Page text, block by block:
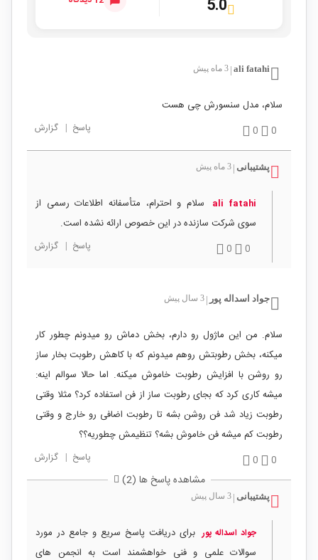
5.0
ali fatahi 3 ماه پیش
سلام، مدل سنسورش چی هست
0
0 پاسخ | گزارش
پشتیبانی 3 ماه پیش
ali fatahi
سلام و احترام، متأسفانه اطلاعات رسمی از
سوی شرکت سازنده در این خصوص ارائه نشده است.
0
0 پاسخ | گزارش
جواد اسداله پور 3 سال پیش
سلام. من این ماژول رو دارم، بخش دماش رو میدونم چطور کار
میکنه، بخش رطوبتش روهم میدونم که با کاهش رطوبت بخار ساز
رو روشن با افزایش رطوبت خاموش میکنه. اما حالا سوالم اینه:
میشه کاری کرد که بجای رطوبت ساز از فن استفاده کرد؟ مثلا وقتی
رطوبت زیاد شد فن روشن بشه تا رطوبت اضافی رو خارج و وقتی
رطوبت کم میشه فن خاموش بشه؟ تنظیمش چطوریه؟؟
0
0 پاسخ | گزارش
مشاهده پاسخ ها (2)
پشتیبانی 3 سال پیش
جواد اسداله پور برای دریافت پاسخ سریع و جامع در مورد
سوالات علمی و فنی خواهشمند است به انجمن های